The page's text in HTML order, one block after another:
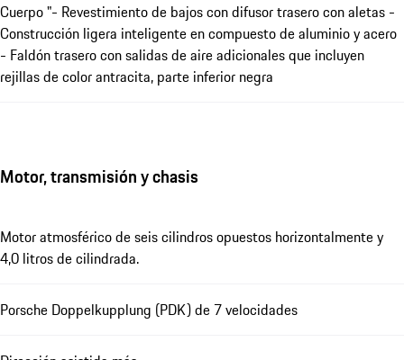
Cuerpo "- Revestimiento de bajos con difusor trasero con aletas -
Construcción ligera inteligente en compuesto de aluminio y acero
- Faldón trasero con salidas de aire adicionales que incluyen
rejillas de color antracita, parte inferior negra
Motor, transmisión y chasis
Motor atmosférico de seis cilindros opuestos horizontalmente y
4,0 litros de cilindrada.
Porsche Doppelkupplung (PDK) de 7 velocidades